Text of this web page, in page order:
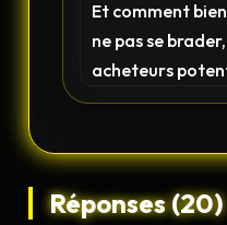
Et comment
ne pas se
acheteurs
Réponses (20)